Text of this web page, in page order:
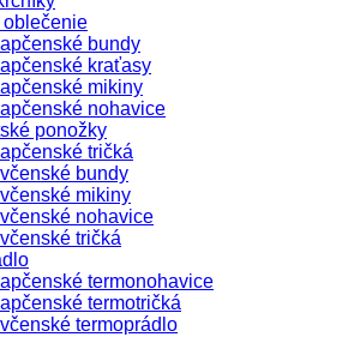
oblečenie
bundy
kraťasy
mikiny
nohavice
ponožky
tričká
bundy
mikiny
nohavice
tričká
termonohavice
termotričká
termoprádlo